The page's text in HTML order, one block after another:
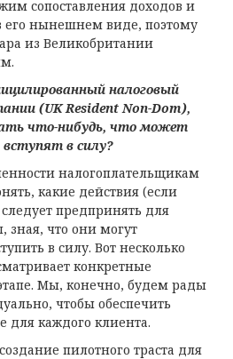
сопоставления доходов и
его нынешнем виде, поэтому
из Великобритании
налоговый
(UK Resident Non-Dom),
что-нибудь, что может
в силу?
налогоплательщикам
какие действия (если
предпринять для
зная, что они могут
в силу. Вот несколько
конкретные
Мы, конечно, будем рады
чтобы обеспечить
каждого клиента.
пилотного траста для